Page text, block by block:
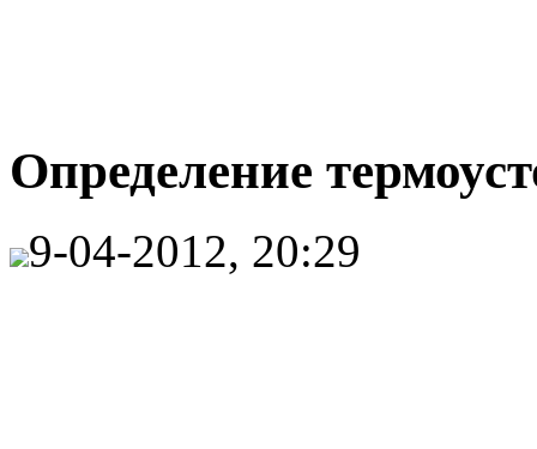
Определение
9-04-2012, 20:29